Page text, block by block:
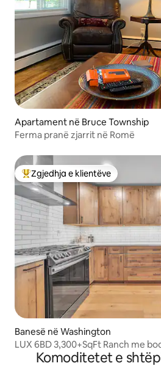
Apartament në Bruce Township
Ferma pranë zjarrit në Romë
Më të mirat e zgjedhjeve të klientëve
Zgjedhja e klientëve
Banesë në Washington
LUX 6BD 3,300+SqFt Ranch me
shumëKomoditetet e